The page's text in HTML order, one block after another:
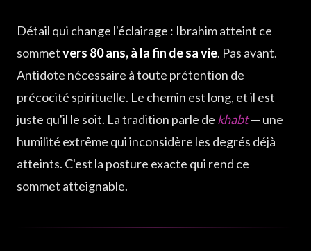
Détail qui change l'éclairage : Ibrahim atteint ce
sommetvers 80 ans, à la fin de sa vie. Pas avant.
Antidote nécessaire à toute prétention de
précocité spirituelle. Le chemin est long, et il est
juste qu'il le soit. La tradition parle de khabt— une
humilité extrême qui inconsidère les degrés déjà
atteints. C'est la posture exacte qui rend ce
sommet atteignable.